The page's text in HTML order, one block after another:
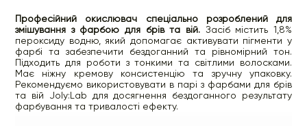
Професійний окислювач спеціально розроблений для
змішування з фарбою для брів та вій. Засіб містить 1,8%
пероксиду водню, який допомагає активувати пігменти у
фарбі та забезпечити бездоганний та рівномірний тон.
Підходить для роботи з тонкими та світлими волосками.
Має ніжну кремову консистенцію та зручну упаковку.
Рекомендуємо використовувати в парі з фарбами для брів
та вій Joly:Lab для досягнення бездоганного результату
фарбування та тривалості ефекту.